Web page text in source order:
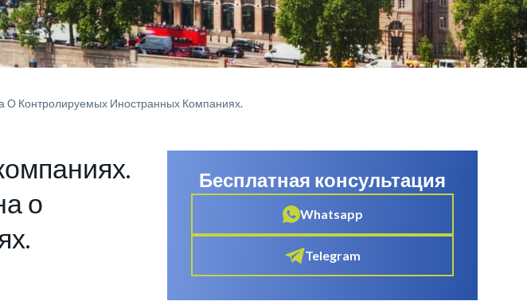
О Контролируемых Иностранных Компаниях.
о
Бесплатная консультация
Whatsapp
Telegram